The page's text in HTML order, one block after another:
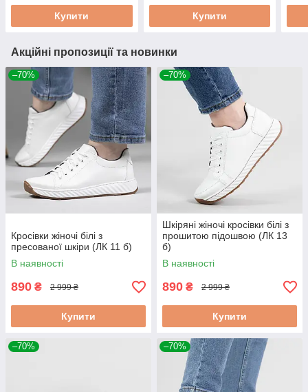
Купити Купити
Акційні пропозиції та новинки
–70%
Кросівки жіночі білі з
пресованої шкіри (ЛК 11 б)
В наявності
890 ₴ 2 999 ₴
Купити
–70%
Шкіряні жіночі кросівки білі з
прошитою підошвою (ЛК 13
б)
В наявності
890 ₴ 2 999 ₴
Купити
–70% –70%